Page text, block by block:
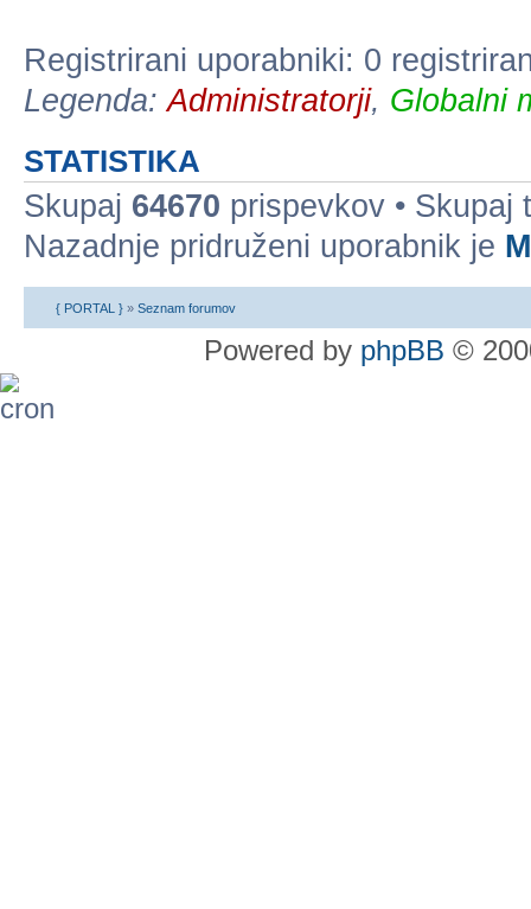
Registrirani uporabniki: 0
Legenda:Administratorji, Globalni
STATISTIKA
Skupaj 64670 prispevkov • Skupaj
Nazadnje pridruženi uporabnik je
{ PORTAL } » Seznam forumov
Powered by phpBB ©